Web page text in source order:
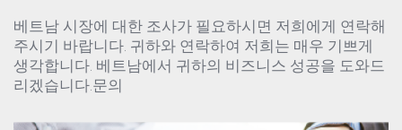
베트남 시장에 대한 조사가 필요하시면 저희에게 연락해
주시기 바랍니다. 귀하와 연락하여 저희는 매우 기쁘게
생각합니다. 베트남에서 귀하의 비즈니스 성공을 도와드
리겠습니다.문의